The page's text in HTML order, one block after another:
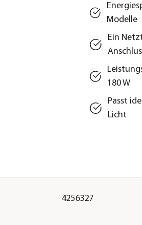
Modelle
Ein
180 W
Passt
Licht
4256327